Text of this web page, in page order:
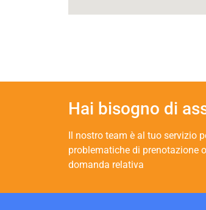
Hai bisogno di
Il nostro team è al tuo servizio
problematiche di prenotazione
domanda relativa